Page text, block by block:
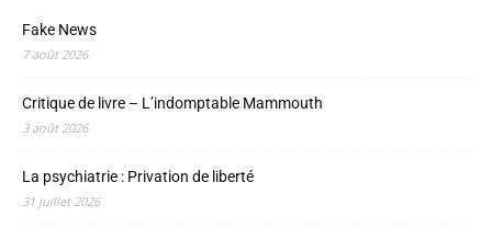
Fake News
7 août 2026
Critique de livre – L’indomptable Mammouth
3 août 2026
La psychiatrie : Privation de liberté
31 juillet 2026